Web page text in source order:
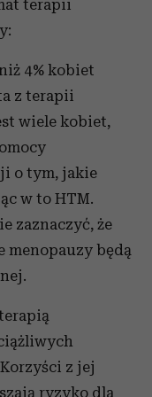
terapii
4% kobiet
z terapii
wiele kobiet,
o tym, jakie
w to HTM.
zaznaczyć, że
menopauzy będą
z jej
ryzyko dla